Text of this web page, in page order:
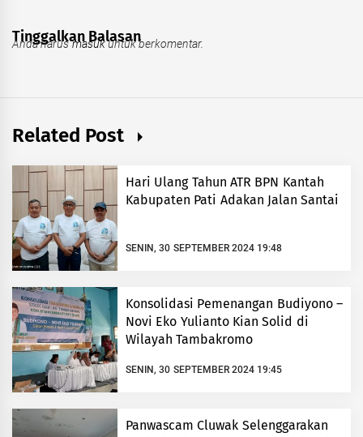
Tinggalkan Balasan
Anda harusmasukuntuk berkomentar.
Related Post
Hari Ulang Tahun ATR BPN Kantah
Kabupaten Pati Adakan Jalan Santai
SENIN, 30 SEPTEMBER 2024 19:48
Konsolidasi Pemenangan Budiyono –
Novi Eko Yulianto Kian Solid di
Wilayah Tambakromo
SENIN, 30 SEPTEMBER 2024 19:45
Panwascam Cluwak Selenggarakan